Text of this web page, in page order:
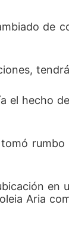
de
el hecho
Aria